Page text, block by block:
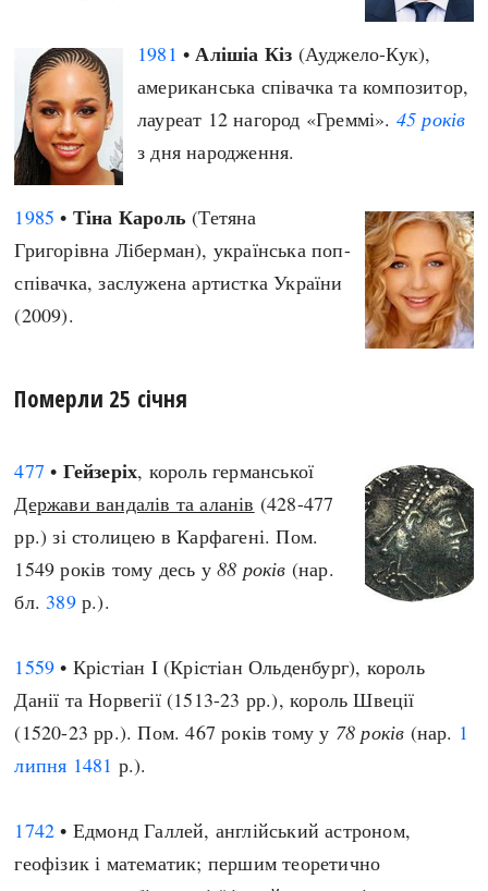
1981 •Алішіа Кіз (Ауджело-Кук),
американська співачка та композитор,
лауреат 12 нагород «Греммі». 45 років
з дня народження.
1985 • Тіна Кароль (Тетяна
Григорівна Ліберман), українська поп-
співачка, заслужена артистка України
(2009).
Померли 25 січня
477 • Гейзеріх, король германської
Держави вандалів та аланів (428-477
рр.) зі столицею в Карфагені. Пом.
1549 років тому десь у88 років (нар.
бл. 389р.).
1559 • Крістіан I (Крістіан Ольденбург), король
Данії та Норвегії (1513-23 рр.), король Швеції
(1520-23 рр.). Пом. 467 років тому у 78 років (нар. 1
липня 1481 р.).
1742 • Едмонд Галлей, англійський астроном,
геофізик і математик; першим теоретично